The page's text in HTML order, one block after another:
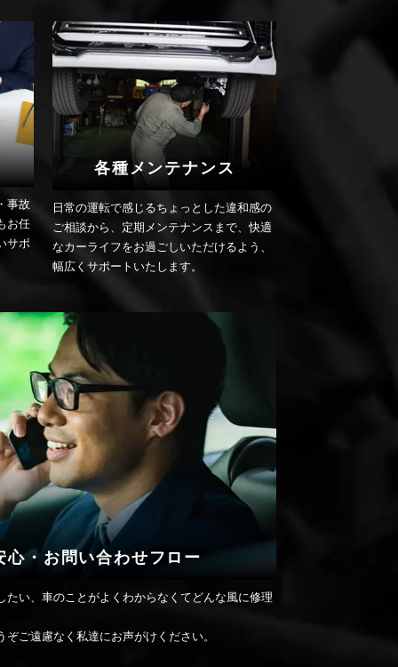
事故
お任
サポ
各種メンテナンス
日常の運転で感じるちょっとした違和感の
ご相談から、定期メンテナンスまで、快適
なカーライフをお過ごしいただけるよう、
幅広くサポートいたします。
心・お問い合わせフロー
い、車のことがよくわからなくてどんな風に修理
ご遠慮なく私達にお声がけください。